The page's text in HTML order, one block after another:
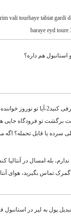
vali tourhaye tabiat gardi
baraye eyd toure
استانبول هم داره؟
ها رو تهیه کنم؟ 4- شنیدم وقت
ندارم، بله امسال در
تماس بگیرید، هوای
پول به لیر در